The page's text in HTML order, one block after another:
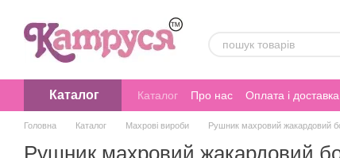
Каталог Каталог Про нас Оплата і доставка
Головна Каталог Махрові вироби Рушник махровий жакардовий
Рушник махровий жакардовий